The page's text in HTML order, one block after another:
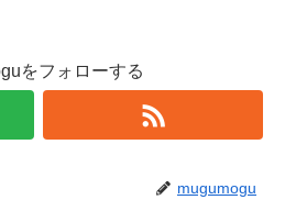
をフォローする
mugumogu